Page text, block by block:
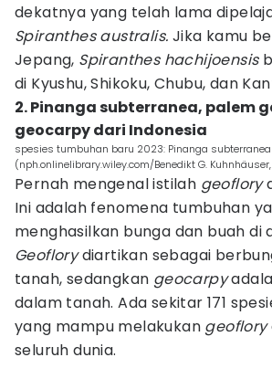
dekatnya yang telah lama
Spiranthes australis. Jika kamu
Jepang, Spiranthes hachijoensis
di Kyushu, Shikoku, Chubu, dan
2. Pinanga subterranea, palem
geocarpy dari Indonesia
spesies tumbuhan baru 2023: Pinanga subterranea
(nph.onlinelibrary.wiley.com/Benedikt G.
Pernah mengenal istilah geoflory
Ini adalah fenomena tumbuhan
menghasilkan bunga dan buah di
Geoflorydiartikan sebagai
tanah, sedangkan geocarpy
dalam tanah. Ada sekitar 171
yang mampu melakukan geoflory
seluruh dunia.